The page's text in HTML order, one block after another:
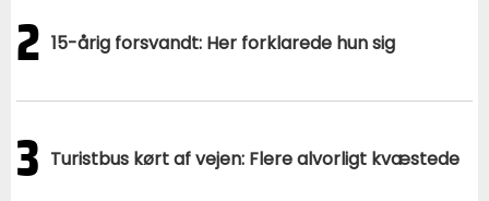
2 15-årig forsvandt: Her forklarede hun sig
3 Turistbus kørt af vejen: Flere alvorligt kvæstede